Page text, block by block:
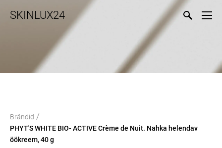
SKINLUX24
Brändid /
PHYT'S WHITE BIO- ACTIVE Crème de Nuit. Nahka helendav
öökreem, 40 g